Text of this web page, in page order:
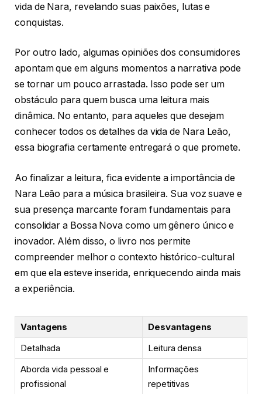
vida de Nara, revelando suas paixões, lutas e
conquistas.
Por outro lado, algumas opiniões dos consumidores
apontam que em alguns momentos a narrativa pode
se tornar um pouco arrastada. Isso pode ser um
obstáculo para quem busca uma leitura mais
dinâmica. No entanto, para aqueles que desejam
conhecer todos os detalhes da vida de Nara Leão,
essa biografia certamente entregará o que promete.
Ao finalizar a leitura, fica evidente a importância de
Nara Leão para a música brasileira. Sua voz suave e
sua presença marcante foram fundamentais para
consolidar a Bossa Nova como um gênero único e
inovador. Além disso, o livro nos permite
compreender melhor o contexto histórico-cultural
em que ela esteve inserida, enriquecendo ainda mais
a experiência.
Vantagens
Desvantagens
Detalhada
Leitura densa
Aborda vida pessoal e
profissional
Informações
repetitivas